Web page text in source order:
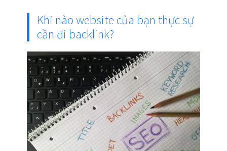
Khi nào website của bạn thực sự
cần đi backlink?